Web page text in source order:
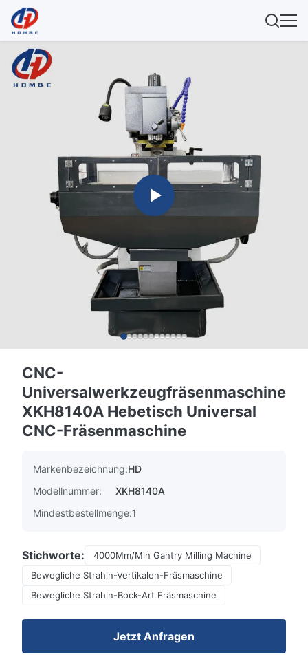
CNC-
Universalwerkzeugfräsenmaschine
XKH8140A Hebetisch Universal
CNC-Fräsenmaschine
Markenbezeichnung:HD
Modellnummer:
XKH8140A
Mindestbestellmenge:1
Stichworte:
4000Mm/Min Gantry Milling Machine
Bewegliche Strahln-Vertikalen-Fräsmaschine
Bewegliche Strahln-Bock-Art Fräsmaschine
Jetzt Anfragen